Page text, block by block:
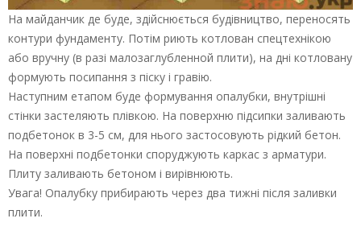
На майданчик де буде, здійснюється будівництво, переносять
контури фундаменту. Потім риють котлован спецтехнікою
або вручну (в разі малозаглубленной плити), на дні котловану
формують посипання з піску і гравію.
Наступним етапом буде формування опалубки, внутрішні
стінки застеляють плівкою. На поверхню підсипки заливають
подбетонок в 3-5 см, для нього застосовують рідкий бетон.
На поверхні подбетонки споруджують каркас з арматури.
Плиту заливають бетоном і вирівнюють.
Увага! Опалубку прибирають через два тижні після заливки
плити.